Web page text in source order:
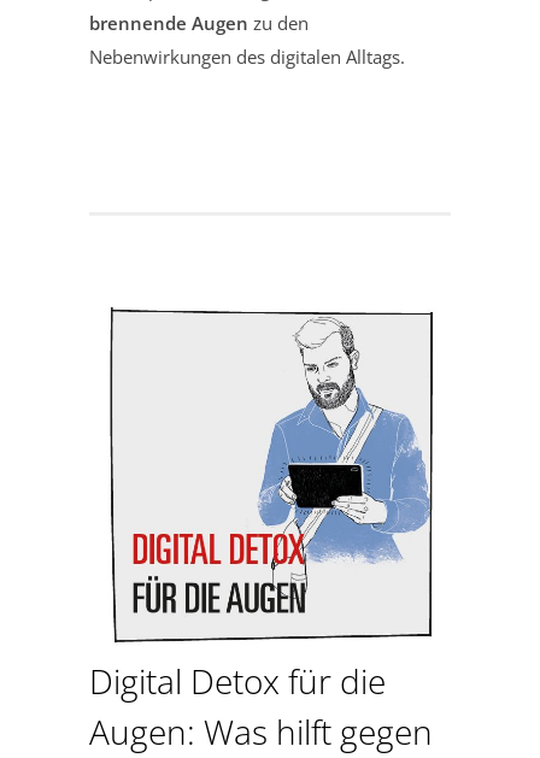
brennende Augen zu den
Nebenwirkungen des digitalen Alltags.
Digital Detox für die
Augen: Was hilft gegen